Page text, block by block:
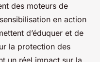
des moteurs de
en action
d’éduquer et de
la protection des
un réel impact sur la